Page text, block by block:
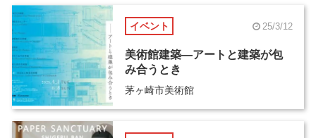
イベント 25/3/12
美術館建築―アートと建築が包
み合うとき
茅ヶ崎市美術館